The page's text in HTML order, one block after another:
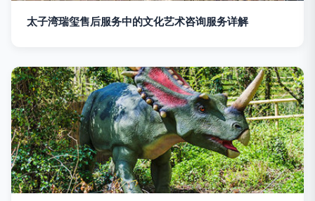
太子湾瑞玺售后服务中的文化艺术咨询服务详解